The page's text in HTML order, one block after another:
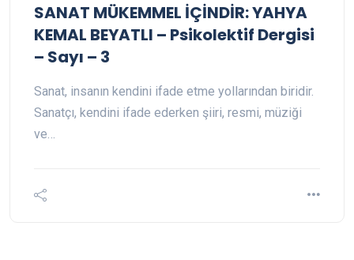
SANAT MÜKEMMEL İÇİNDİR: YAHYA
KEMAL BEYATLI – Psikolektif Dergisi
– Sayı – 3
Sanat, insanın kendini ifade etme yollarından biridir.
Sanatçı, kendini ifade ederken şiiri, resmi, müziği
ve…